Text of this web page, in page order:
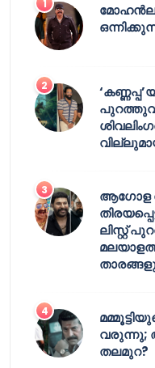
ആഗോള
ലിസ്റ്റ്
വരുന്നു;
തലമുറ?